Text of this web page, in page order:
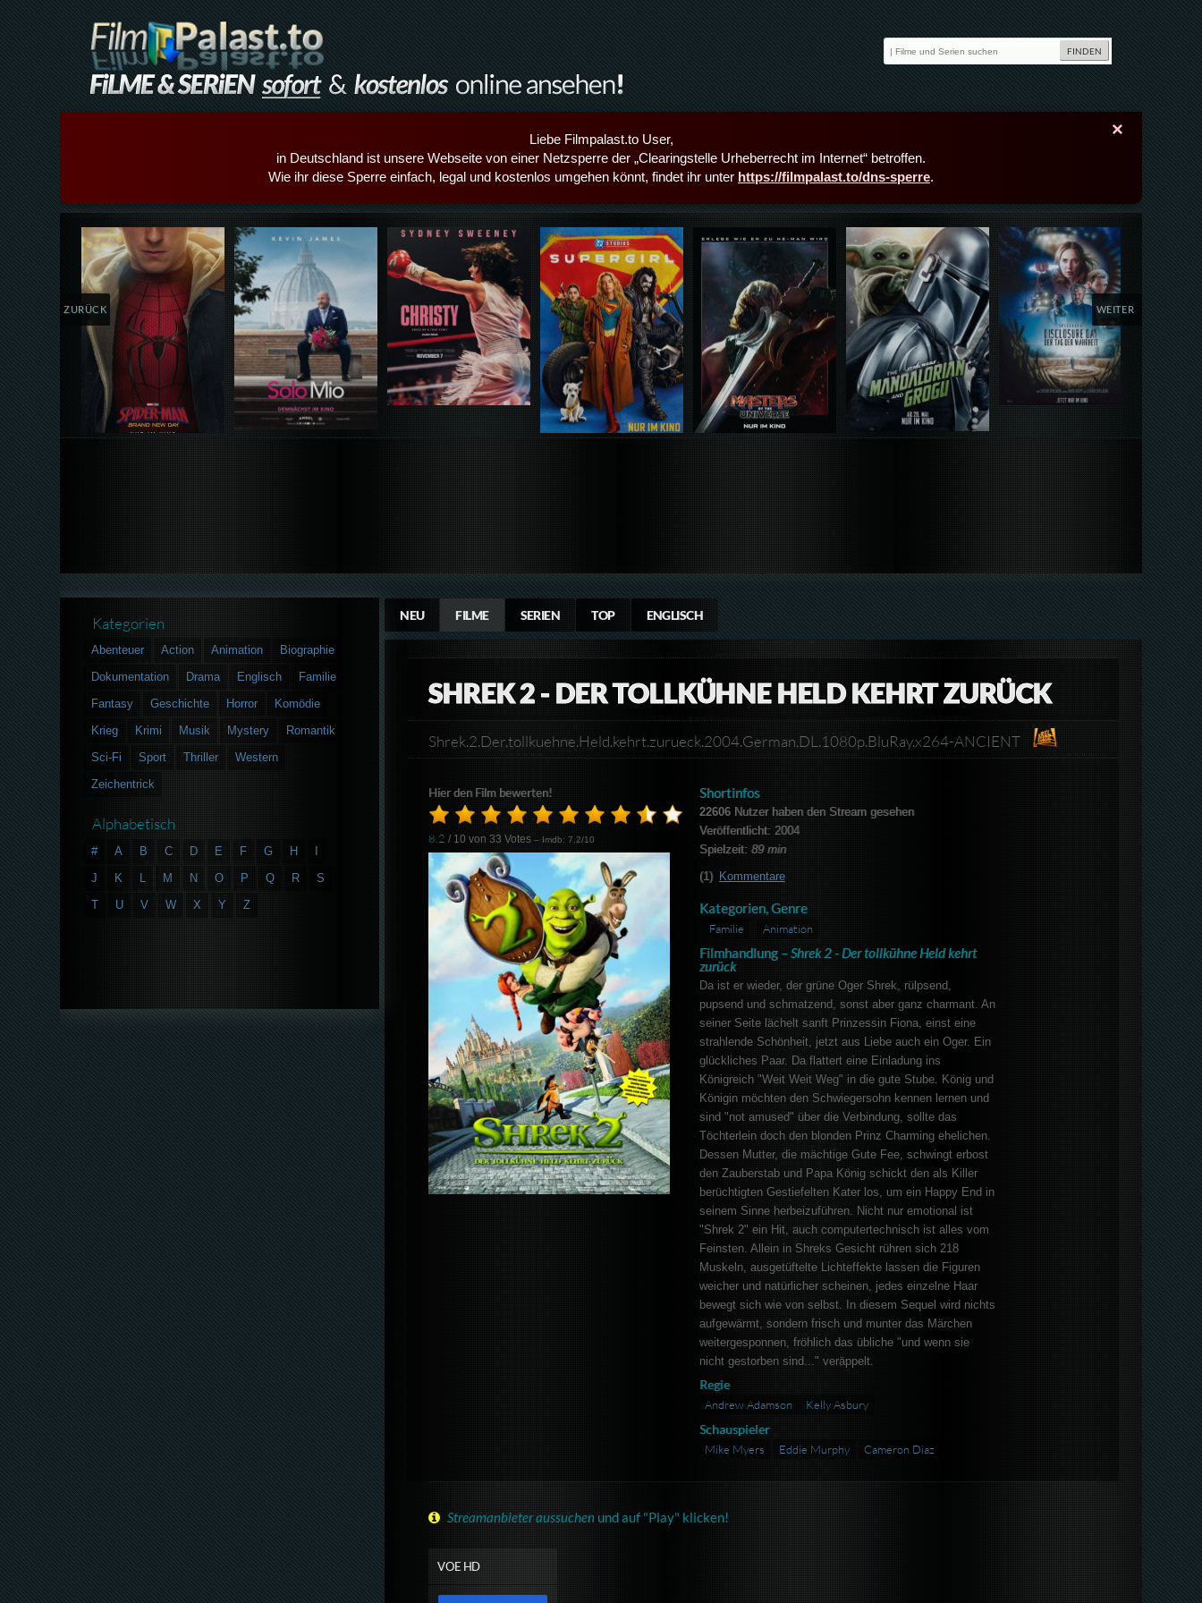
×
Liebe Filmpalast.to User,
in Deutschland ist unsere Webseite von einer Netzsperre der „Clearingstelle Urheberrecht im Internet“ betroffen.
Wie ihr diese Sperre einfach, legal und kostenlos umgehen könnt, findet ihr unter https://filmpalast.to/dns-sperre.
Details,Play Details,Play Details,Play Details,Play Details,Play Details,Play Details,Play
ZURÜCK WEITER
NEU FILME SERIEN TOP ENGLISCH
SHREK 2 - DER TOLLKÜHNE HELD KEHRT ZURÜCK
Shrek.2.Der.tollkuehne.Held.kehrt.zurueck.2004.German.DL.1080p.BluRay.x264-ANCIENT
Hier den Film bewerten!
8.2 / 10 von33 Votes – Imdb: 7.2/10
Shortinfos
22606Nutzer haben den Stream gesehen
Veröffentlicht: 2004
Spielzeit: 89 min
(1) Kommentare
Kategorien, Genre
Familie Animation
Filmhandlung –Shrek 2 - Der tollkühne Held kehrt
zurück
Da ist er wieder, der grüne Oger Shrek, rülpsend,
pupsend und schmatzend, sonst aber ganz charmant. An
seiner Seite lächelt sanft Prinzessin Fiona, einst eine
strahlende Schönheit, jetzt aus Liebe auch ein Oger. Ein
glückliches Paar. Da flattert eine Einladung ins
Königreich "Weit Weit Weg" in die gute Stube. König und
Königin möchten den Schwiegersohn kennen lernen und
sind "not amused" über die Verbindung, sollte das
Töchterlein doch den blonden Prinz Charming ehelichen.
Dessen Mutter, die mächtige Gute Fee, schwingt erbost
den Zauberstab und Papa König schickt den als Killer
berüchtigten Gestiefelten Kater los, um ein Happy End in
seinem Sinne herbeizuführen. Nicht nur emotional ist
"Shrek 2" ein Hit, auch computertechnisch ist alles vom
Feinsten. Allein in Shreks Gesicht rühren sich 218
Muskeln, ausgetüftelte Lichteffekte lassen die Figuren
weicher und natürlicher scheinen, jedes einzelne Haar
bewegt sich wie von selbst. In diesem Sequel wird nichts
aufgewärmt, sondern frisch und munter das Märchen
weitergesponnen, fröhlich das übliche "und wenn sie
nicht gestorben sind..." veräppelt.
Regie
Andrew Adamson Kelly Asbury
Schauspieler
Mike Myers Eddie Murphy Cameron Diaz
Streamanbieter aussuchen und auf "Play" klicken!
VOE HD
Kategorien
Abenteuer Action Animation
Biographie
Dokumentation
Drama Englisch
Familie
Fantasy
Geschichte Horror
Komödie
Krieg
Krimi Musik Mystery
Romantik
Sci-Fi
Sport Thriller
Western
Zeichentrick
Alphabetisch
# A B C D E F G H
J
K L M N O P Q R
S
T
U V W X Y Z